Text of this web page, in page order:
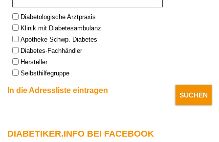
Type:Diabetologische Arztpraxis
Klinik mit Diabetesambulanz
Apotheke Schwp. Diabetes
Diabetes-Fachhändler
Hersteller
Selbsthilfegruppe
In die Adressliste eintragen
DIABETIKER.INFO BEI FACEBOOK